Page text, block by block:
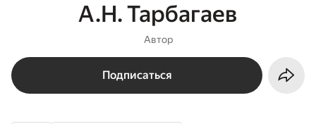
А.Н. Тарбагаев
Автор
Подписаться